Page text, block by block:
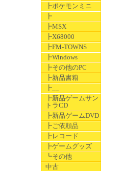
┣ポケモンミニ
┣
┣MSX
┣X68000
┣FM-TOWNS
┣Windows
┣その他のPC
┣新品書籍
┣__
┣新品ゲームサン
トラCD
┣新品ゲームDVD
┣ご依頼品
┣レコード
┣ゲームグッズ
┗その他
中古